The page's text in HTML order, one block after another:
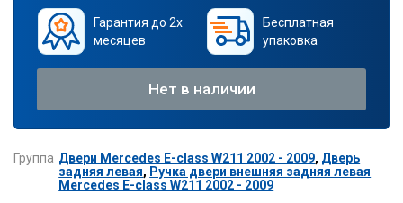
Гарантия до 2х
месяцев
Бесплатная
упаковка
Нет в наличии
Группа Двери Mercedes E-class W211 2002 - 2009, Дверь
задняя левая, Ручка двери внешняя задняя левая
Mercedes E-class W211 2002 - 2009